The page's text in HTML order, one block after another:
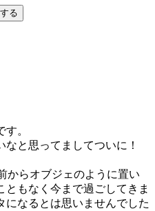
る
。
と思ってましてついに！
からオブジェのように置い
もなく今まで過ごしてきま
になるとは思いませんでした